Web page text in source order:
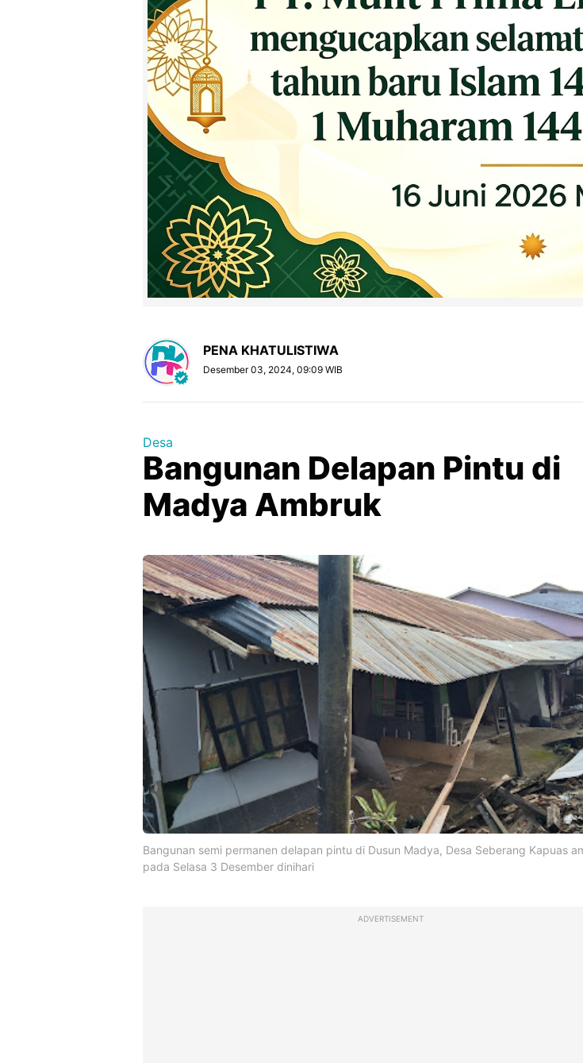
PENA KHATULISTIWA
Desember 03, 2024, 09:09 WIB
Desa
Bangunan Delapan Pintu di
Madya Ambruk
Bangunan semi permanen delapan pintu di Dusun Madya, Desa Seberang Kapuas
pada Selasa 3 Desember dinihari
ADVERTISEMENT